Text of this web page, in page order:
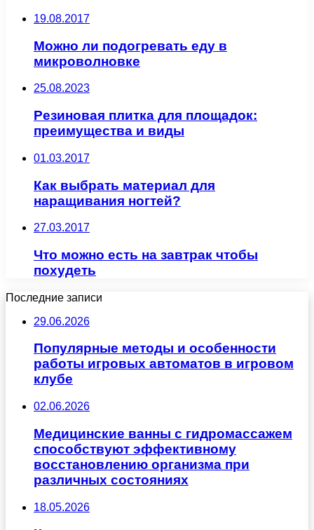
19.08.2017
Можно ли подогревать еду в
микроволновке
25.08.2023
Резиновая плитка для площадок:
преимущества и виды
01.03.2017
Как выбрать материал для
наращивания ногтей?
27.03.2017
Что можно есть на завтрак чтобы
похудеть
Последние записи
29.06.2026
Популярные методы и особенности
работы игровых автоматов в игровом
клубе
02.06.2026
Медицинские ванны с гидромассажем
способствуют эффективному
восстановлению организма при
различных состояниях
18.05.2026